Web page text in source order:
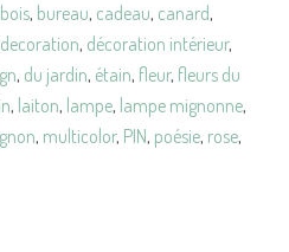
bois, bureau, cadeau, canard,
decoration, décoration intérieur,
, du jardin, étain, fleur, fleurs du
, laiton, lampe, lampe mignonne,
, multicolor, PIN, poésie, rose,